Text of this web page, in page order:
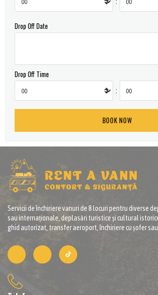
Drop Off Date
Drop Off Time
:
Servicii de închiriere vanuri de 8 locuri pentru diverse
sau internaționale, deplasări turistice și cultural
ghid autorizat, transfer aeroport, închiriere cu șofer